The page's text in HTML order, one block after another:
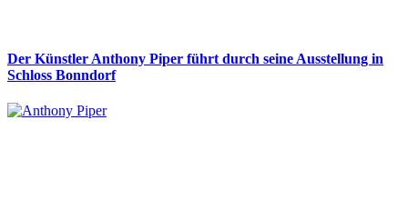
Der Künstler Anthony Piper führt durch seine Ausstellung in
Schloss Bonndorf